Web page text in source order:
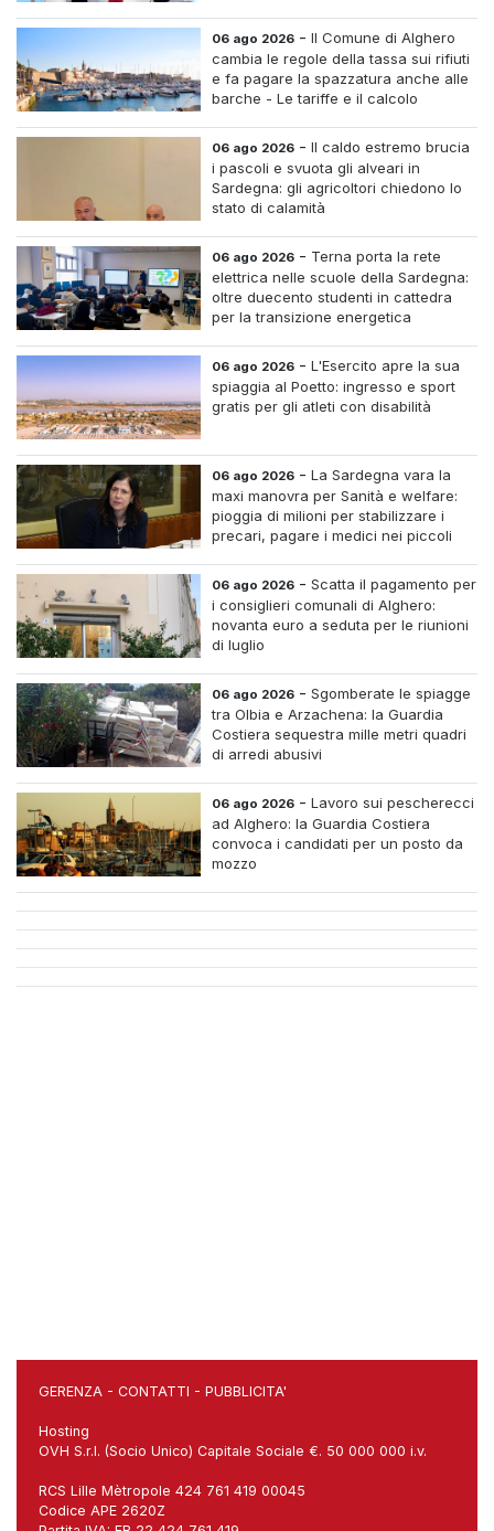
06 ago 2026 -Il Comune di Alghero
cambia le regole della tassa sui rifiuti
e fa pagare la spazzatura anche alle
barche - Le tariffe e il calcolo
06 ago 2026 -Il caldo estremo brucia
i pascoli e svuota gli alveari in
Sardegna: gli agricoltori chiedono lo
stato di calamità
06 ago 2026 - Terna porta la rete
elettrica nelle scuole della Sardegna:
oltre duecento studenti in cattedra
per la transizione energetica
06 ago 2026 -L'Esercito apre la sua
spiaggia al Poetto: ingresso e sport
gratis per gli atleti con disabilità
06 ago 2026 -La Sardegna vara la
maxi manovra per Sanità e welfare:
pioggia di milioni per stabilizzare i
precari, pagare i medici nei piccoli
case di riposo.
06 ago 2026 -Scatta il pagamento per
i consiglieri comunali di Alghero:
novanta euro a seduta per le riunioni
di luglio
06 ago 2026 -Sgomberate le spiagge
tra Olbia e Arzachena: la Guardia
Costiera sequestra mille metri quadri
di arredi abusivi
06 ago 2026 -Lavoro sui pescherecci
ad Alghero: la Guardia Costiera
convoca i candidati per un posto da
mozzo
GERENZA - CONTATTI - PUBBLICITA'
Hosting
OVH S.r.l. (Socio Unico) Capitale Sociale €. 50 000 000 i.v.
RCS Lille Mètropole 424 761 419 00045
Codice APE 2620Z